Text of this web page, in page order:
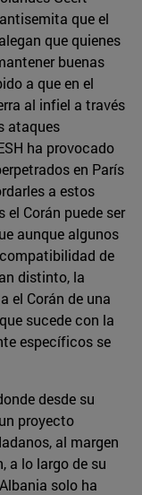
que el
que quienes
buenas
a que en el
al infiel a través
ataques
ha provocado
en París
a estos
Corán puede ser
aunque algunos
de
distinto, la
el Corán de una
sucede con la
específicos se
desde su
proyecto
al margen
a lo largo de su
solo ha